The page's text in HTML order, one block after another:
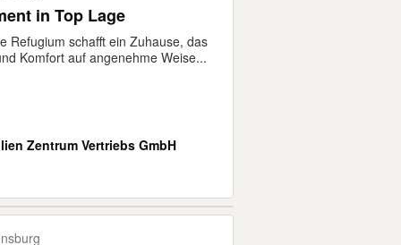
in Top Lage
Refugium schafft ein Zuhause, das
Komfort auf angenehme Weise...
Zentrum Vertriebs GmbH